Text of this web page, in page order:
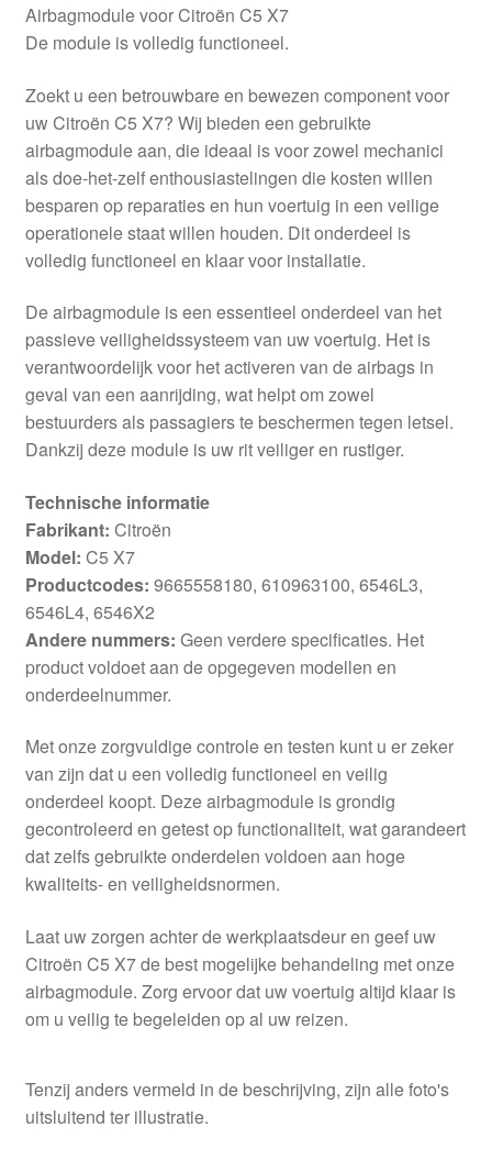
Airbagmodule voor Citroën C5 X7
De module is volledig functioneel.
Zoekt u een betrouwbare en bewezen component voor
uw Citroën C5 X7? Wij bieden een gebruikte
airbagmodule aan, die ideaal is voor zowel mechanici
als doe-het-zelf enthousiastelingen die kosten willen
besparen op reparaties en hun voertuig in een veilige
operationele staat willen houden. Dit onderdeel is
volledig functioneel en klaar voor installatie.
De airbagmodule is een essentieel onderdeel van het
passieve veiligheidssysteem van uw voertuig. Het is
verantwoordelijk voor het activeren van de airbags in
geval van een aanrijding, wat helpt om zowel
bestuurders als passagiers te beschermen tegen letsel.
Dankzij deze module is uw rit veiliger en rustiger.
Technische informatie
Fabrikant: Citroën
Model: C5 X7
Productcodes: 9665558180, 610963100, 6546L3,
6546L4, 6546X2
Andere nummers: Geen verdere specificaties. Het
product voldoet aan de opgegeven modellen en
onderdeelnummer.
Met onze zorgvuldige controle en testen kunt u er zeker
van zijn dat u een volledig functioneel en veilig
onderdeel koopt. Deze airbagmodule is grondig
gecontroleerd en getest op functionaliteit, wat garandeert
dat zelfs gebruikte onderdelen voldoen aan hoge
kwaliteits- en veiligheidsnormen.
Laat uw zorgen achter de werkplaatsdeur en geef uw
Citroën C5 X7 de best mogelijke behandeling met onze
airbagmodule. Zorg ervoor dat uw voertuig altijd klaar is
om u veilig te begeleiden op al uw reizen.
Tenzij anders vermeld in de beschrijving, zijn alle foto's
uitsluitend ter illustratie.